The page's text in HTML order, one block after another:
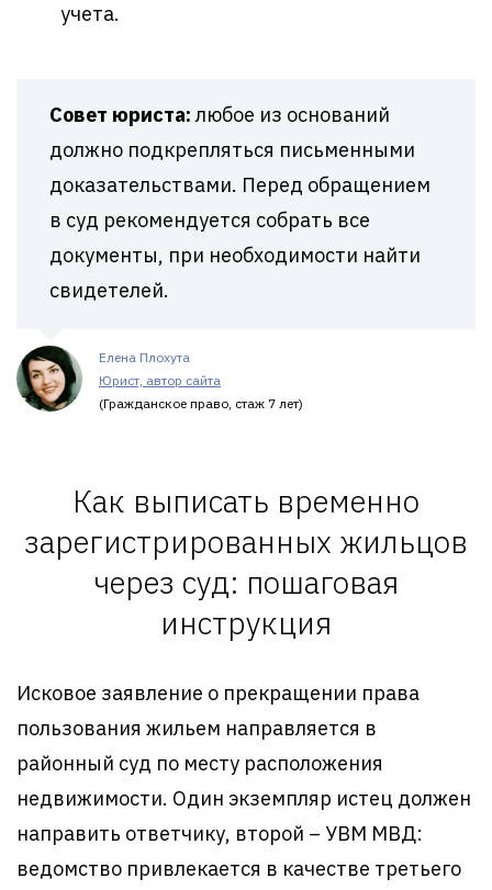
учета.
Совет юриста:любое из оснований
должно подкрепляться письменными
доказательствами. Перед обращением
в суд рекомендуется собрать все
документы, при необходимости найти
свидетелей.
Елена Плохута
Юрист, автор сайта
(Гражданское право, стаж 7 лет)
Как выписать временно
зарегистрированных жильцов
через суд: пошаговая
инструкция
Исковое заявление о прекращении права
пользования жильем направляется в
районный суд по месту расположения
недвижимости. Один экземпляр истец должен
направить ответчику, второй – УВМ МВД:
ведомство привлекается в качестве третьего